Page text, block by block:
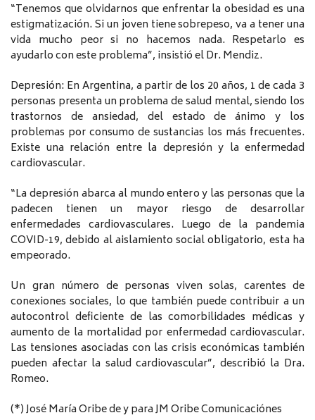
“Tenemos que olvidarnos que enfrentar la obesidad es una
estigmatización. Si un joven tiene sobrepeso, va a tener una
vida mucho peor si no hacemos nada. Respetarlo es
ayudarlo con este problema”, insistió el Dr. Mendiz.
Depresión: En Argentina, a partir de los 20 años, 1 de cada 3
personas presenta un problema de salud mental, siendo los
trastornos de ansiedad, del estado de ánimo y los
problemas por consumo de sustancias los más frecuentes.
Existe una relación entre la depresión y la enfermedad
cardiovascular.
“La depresión abarca al mundo entero y las personas que la
padecen tienen un mayor riesgo de desarrollar
enfermedades cardiovasculares. Luego de la pandemia
COVID-19, debido al aislamiento social obligatorio, esta ha
empeorado.
Un gran número de personas viven solas, carentes de
conexiones sociales, lo que también puede contribuir a un
autocontrol deficiente de las comorbilidades médicas y
aumento de la mortalidad por enfermedad cardiovascular.
Las tensiones asociadas con las crisis económicas también
pueden afectar la salud cardiovascular”, describió la Dra.
Romeo.
(*) José María Oribe de y para JM Oribe Comunicaciónes